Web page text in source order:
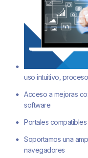
uso intuitivo,
Acceso a mejoras
software
Portales
Soportamos una
navegadores